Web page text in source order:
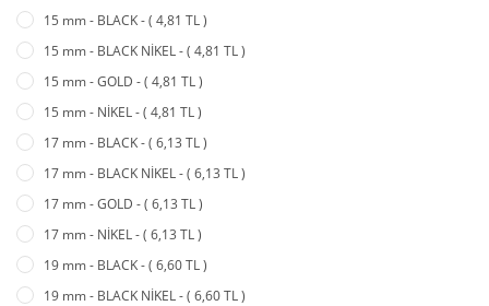
15 mm - BLACK - ( 4,81 TL )
15 mm - BLACK NİKEL - ( 4,81 TL )
15 mm - GOLD - ( 4,81 TL )
15 mm - NİKEL - ( 4,81 TL )
17 mm - BLACK - ( 6,13 TL )
17 mm - BLACK NİKEL - ( 6,13 TL )
17 mm - GOLD - ( 6,13 TL )
17 mm - NİKEL - ( 6,13 TL )
19 mm - BLACK - ( 6,60 TL )
19 mm - BLACK NİKEL - ( 6,60 TL )